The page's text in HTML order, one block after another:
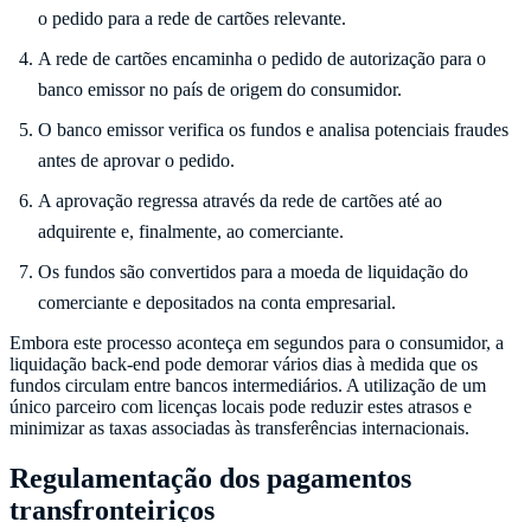
o pedido para a rede de cartões relevante.
A rede de cartões encaminha o pedido de autorização para o
banco emissor no país de origem do consumidor.
O banco emissor verifica os fundos e analisa potenciais fraudes
antes de aprovar o pedido.
A aprovação regressa através da rede de cartões até ao
adquirente e, finalmente, ao comerciante.
Os fundos são convertidos para a moeda de liquidação do
comerciante e depositados na conta empresarial.
Embora este processo aconteça em segundos para o consumidor, a
liquidação back-end pode demorar vários dias à medida que os
fundos circulam entre bancos intermediários. A utilização de um
único parceiro com licenças locais pode reduzir estes atrasos e
minimizar as taxas associadas às transferências internacionais.
Regulamentação dos pagamentos
transfronteiriços